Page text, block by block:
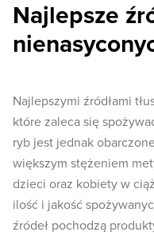
Najlepsze
Najlepszymi źródłami
które zaleca się
ryb jest jednak
większym stężeniem
dzieci oraz kobiety w
ilość i jakość
źródeł pochodzą